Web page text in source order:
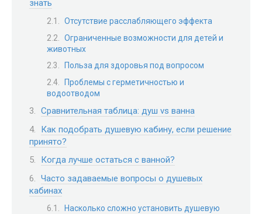
знать
Отсутствие расслабляющего эффекта
Ограниченные возможности для детей и
животных
Польза для здоровья под вопросом
Проблемы с герметичностью и
водоотводом
Сравнительная таблица: душ vs ванна
Как подобрать душевую кабину, если решение
принято?
Когда лучше остаться с ванной?
Часто задаваемые вопросы о душевых
кабинах
Насколько сложно установить душевую